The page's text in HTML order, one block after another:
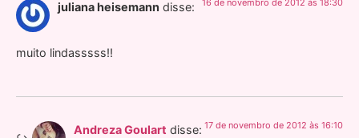
juliana heisemann disse: 16 de novembro de 2012 às 18:30
muito lindasssss!!
Andreza Goulart disse: 17 de novembro de 2012 às 16:10